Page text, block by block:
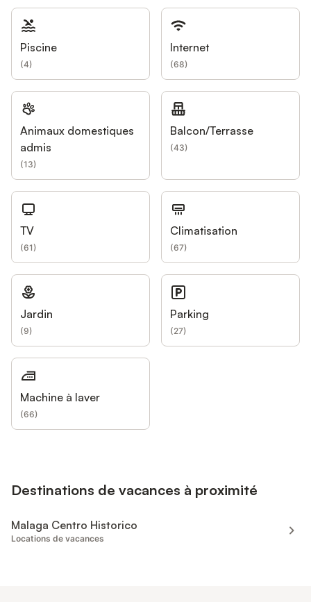
Piscine
(4)
Internet
(68)
Animaux domestiques
admis
(13)
Balcon/Terrasse
(43)
TV
(61)
Climatisation
(67)
Jardin
(9)
Parking
(27)
Machine à laver
(66)
Destinations de vacances à proximité
Malaga Centro Historico
Locations de vacances